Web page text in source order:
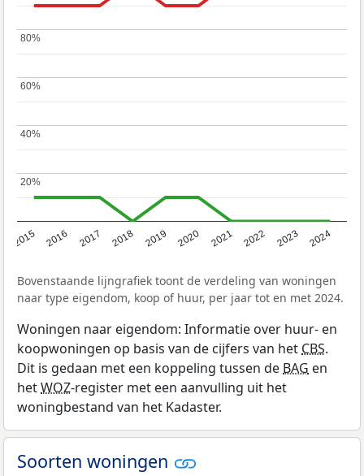
2015 2016 2017 2018 2019 2020 2021 2022 2023 2024
20%
20%
40%
40%
60%
60%
80%
80%
Bovenstaande lijngrafiek toont de verdeling van woningen
naar type eigendom, koop of huur, per jaar tot en met 2024.
Woningen naar eigendom: Informatie over huur- en
koopwoningen op basis van de cijfers van het CBS.
Dit is gedaan met een koppeling tussen de BAG en
hetWOZ-register met een aanvulling uit het
woningbestand van het Kadaster.
Soorten woningen